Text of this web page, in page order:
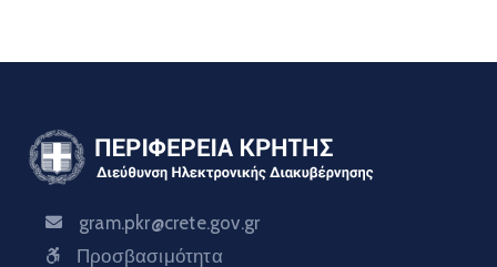
gram.pkr@crete.gov.gr
Προσβασιμότητα